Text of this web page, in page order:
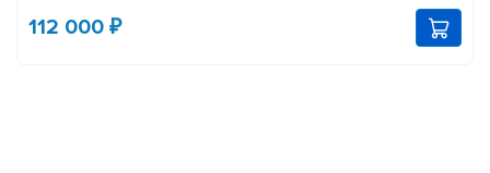
112 000 ₽